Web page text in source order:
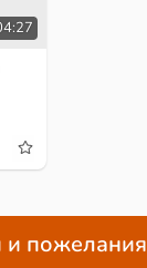
и пожелания